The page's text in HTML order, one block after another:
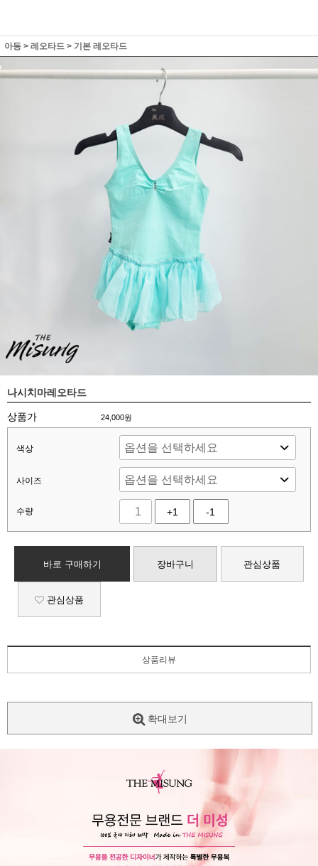
아동 > 레오타드 > 기본 레오타드
나시치마레오타드
상품가 24,000원
색상
사이즈
수량 +1 -1
바로 구매하기 장바구니 관심상품
관심상품
상품리뷰
확대보기